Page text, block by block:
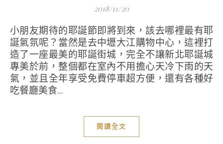
2018/11/20
小朋友期待的耶誕節即將到來，該去哪裡最有耶
誕氣氛呢？當然是去中壢大江購物中心，這裡打
造了一座最美的耶誕街城，完全不讓新北耶誕城
專美於前，整個都在室內不用擔心天冷下雨的天
氣，並且全年享受免費停車超方便，還有各種好
吃餐廳美食...
閱讀全文